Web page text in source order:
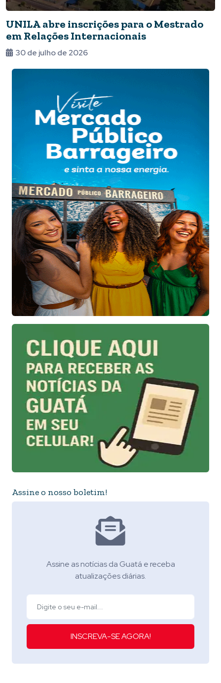
UNILA abre inscrições para o Mestrado
em Relações Internacionais
30 de julho de 2026
Assine o nosso boletim!
Assine as notícias da Guatá e receba
atualizações diárias.
INSCREVA-SE AGORA!